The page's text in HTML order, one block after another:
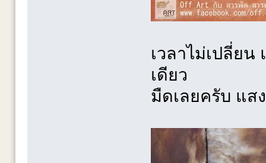
เวลาไม่เปลี่ย
เดียว
มืดเลยครับ แส